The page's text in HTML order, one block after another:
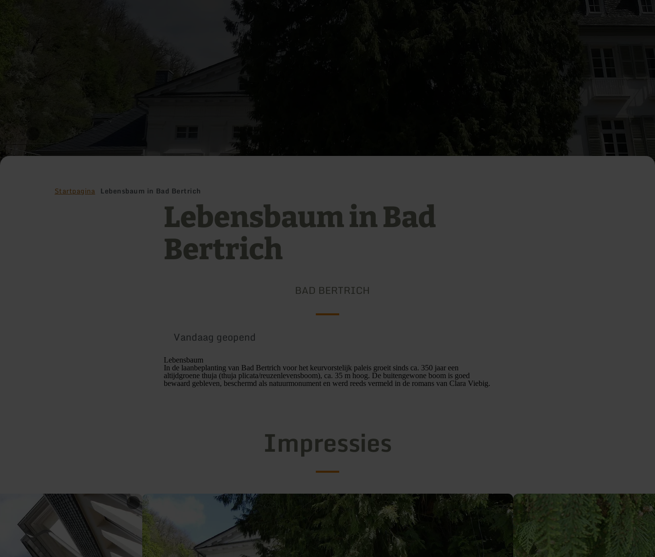
Startpagina Lebensbaum in Bad Bertrich
Lebensbaum in Bad
Bertrich
BAD BERTRICH
Vandaag geopend
Lebensbaum
In de laanbeplanting van Bad Bertrich voor het keurvorstelijk paleis groeit sinds ca. 350 jaar een
altijdgroene thuja (thuja plicata/reuzenlevensboom), ca. 35 m hoog. De buitengewone boom is goed
bewaard gebleven, beschermd als natuurmonument en werd reeds vermeld in de romans van Clara Viebig.
Impressies